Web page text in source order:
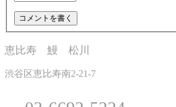
恵比寿 鰻 松川
渋谷区恵比寿南2-21-7